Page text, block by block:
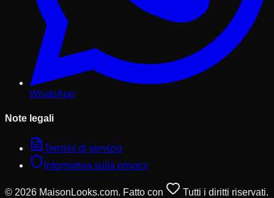
WhatsApp
Note legali
Termini di servizio
Informativa sulla privacy
© 2026 MaisonLooks.com. Fatto con
Tutti i diritti riservati.